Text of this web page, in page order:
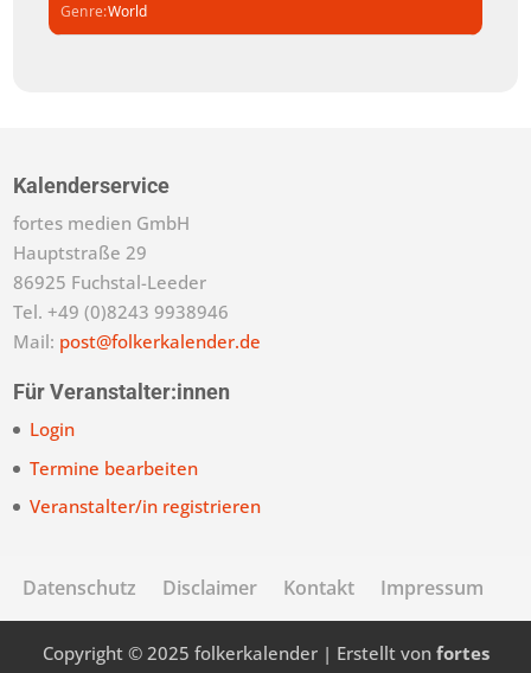
Genre World
Kalenderservice
fortes medien GmbH
Hauptstraße 29
86925 Fuchstal-Leeder
Tel. +49 (0)8243 9938946
Mail: post@folkerkalender.de
Für Veranstalter:innen
Login
Termine bearbeiten
Veranstalter/in registrieren
Datenschutz Disclaimer Kontakt Impressum
Copyright © 2025 folkerkalender | Erstellt von fortes